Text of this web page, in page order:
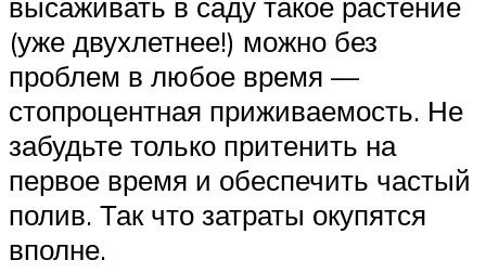
(уже двухлетнее!) можно без
проблем в любое время —
стопроцентная приживаемость. Не
забудьте только притенить на
первое время и обеспечить частый
полив. Так что затраты окупятся
вполне.